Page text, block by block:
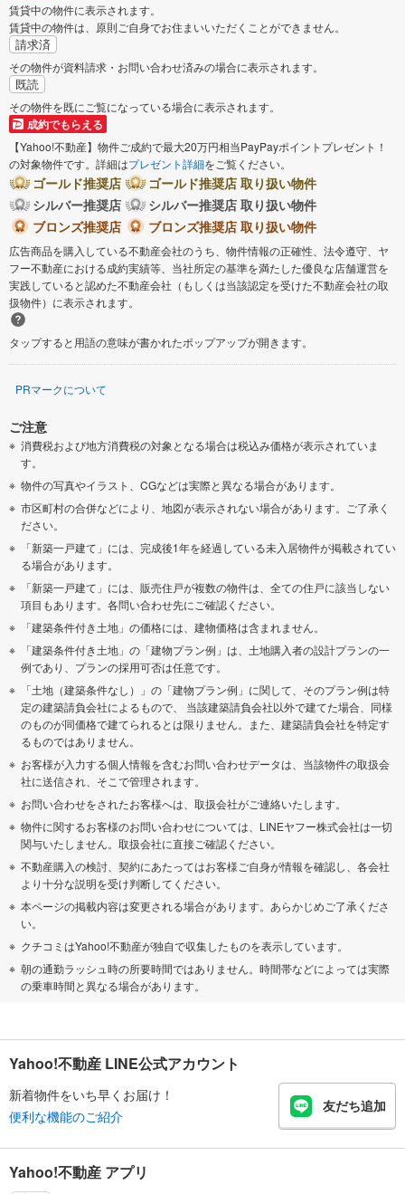
賃貸中の物件に表示されます。
賃貸中の物件は、原則ご自身でお住まいいただくことができません。
請求済
その物件が資料請求・お問い合わせ済みの場合に表示されます。
既読
その物件を既にご覧になっている場合に表示されます。
成約でもらえる
【Yahoo!不動産】物件ご成約で最大20万円相当PayPayポイントプレゼント！
の対象物件です。詳細はプレゼント詳細をご覧ください。
ゴールド推奨店
ゴールド推奨店 取り扱い物件
シルバー推奨店
シルバー推奨店 取り扱い物件
ブロンズ推奨店
ブロンズ推奨店 取り扱い物件
広告商品を購入している不動産会社のうち、物件情報の正確性、法令遵守、ヤ
フー不動産における成約実績等、当社所定の基準を満たした優良な店舗運営を
実践していると認めた不動産会社（もしくは当該認定を受けた不動産会社の取
扱物件）に表示されます。
タップすると用語の意味が書かれたポップアップが開きます。
PRマークについて
ご注意
消費税および地方消費税の対象となる場合は税込み価格が表示されていま
す。
物件の写真やイラスト、CGなどは実際と異なる場合があります。
市区町村の合併などにより、地図が表示されない場合があります。ご了承く
ださい。
「新築一戸建て」には、完成後1年を経過している未入居物件が掲載されてい
る場合があります。
「新築一戸建て」には、販売住戸が複数の物件は、全ての住戸に該当しない
項目もあります。各問い合わせ先にご確認ください。
「建築条件付き土地」の価格には、建物価格は含まれません。
「建築条件付き土地」の「建物プラン例」は、土地購入者の設計プランの一
例であり、プランの採用可否は任意です。
「土地（建築条件なし）」の「建物プラン例」に関して、そのプラン例は特
定の建築請負会社によるもので、 当該建築請負会社以外で建てた場合、同様
のものが同価格で建てられるとは限りません。また、建築請負会社を特定す
るものではありません。
お客様が入力する個人情報を含むお問い合わせデータは、当該物件の取扱会
社に送信され、そこで管理されます。
お問い合わせをされたお客様へは、取扱会社がご連絡いたします。
物件に関するお客様のお問い合わせについては、LINEヤフー株式会社は一切
関与いたしません。取扱会社に直接ご確認ください。
不動産購入の検討、契約にあたってはお客様ご自身が情報を確認し、各会社
より十分な説明を受け判断してください。
本ページの掲載内容は変更される場合があります。あらかじめご了承くださ
い。
クチコミはYahoo!不動産が独自で収集したものを表示しています。
朝の通勤ラッシュ時の所要時間ではありません。時間帯などによっては実際
の乗車時間と異なる場合があります。
Yahoo!不動産 LINE公式アカウント
新着物件をいち早くお届け！
便利な機能のご紹介
友だち追加
Yahoo!不動産 アプリ